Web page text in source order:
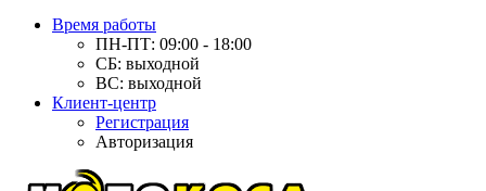
Время работы
ПН-ПТ: 09:00 - 18:00
СБ: выходной
ВС: выходной
Клиент-центр
Регистрация
Авторизация